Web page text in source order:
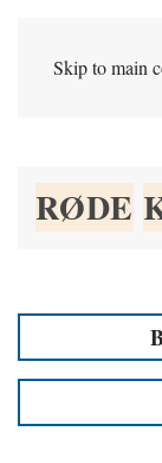
Skip to main
RØDE